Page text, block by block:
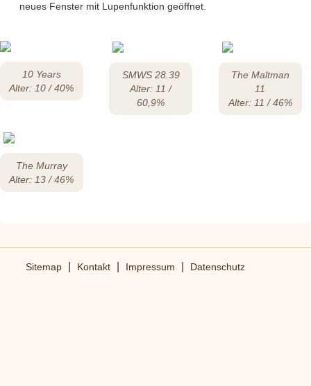
neues Fenster mit Lupenfunktion geöffnet.
10 Years
Alter: 10 / 40%
SMWS 28.39
Alter: 11 /
60,9%
The Maltman
11
Alter: 11 / 46%
The Murray
Alter: 13 / 46%
Sitemap Kontakt Impressum Datenschutz